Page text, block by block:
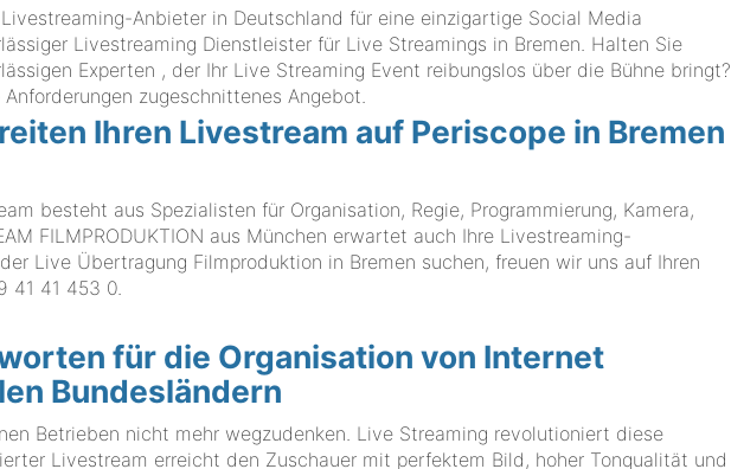
Livestreaming-Anbieter in Deutschland für eine einzigartige Social Media
Livestreaming Dienstleister für Live Streamings in Bremen. Halten Sie
Experten , der Ihr Live Streaming Event reibungslos über die Bühne bringt?
zugeschnittenes Angebot.
Ihren Livestream auf Periscope in Bremen
besteht aus Spezialisten für Organisation, Regie, Programmierung, Kamera,
FILMPRODUKTION aus München erwartet auch Ihre Livestreaming-
Live Übertragung Filmproduktion in Bremen suchen, freuen wir uns auf Ihren
41 41 453 0
für die Organisation von Internet
Bundesländern
Betrieben nicht mehr wegzudenken. Live Streaming revolutioniert diese
Livestream erreicht den Zuschauer mit perfektem Bild, hoher Tonqualität und